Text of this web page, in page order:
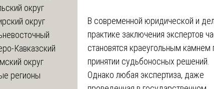
В современной юридической и
практике заключения экспертов
становятся краеугольным камнем
принятии судьбоносных решений.
Однако любая экспертиза, даже
округ
округ
Кавказский
округ
регионы